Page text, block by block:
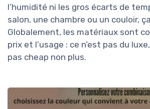
l’humidité ni les gros écarts de
salon, une chambre ou un couloir,
Globalement, les matériaux sont
prix et l’usage : ce n’est pas du
pas cheap non plus.